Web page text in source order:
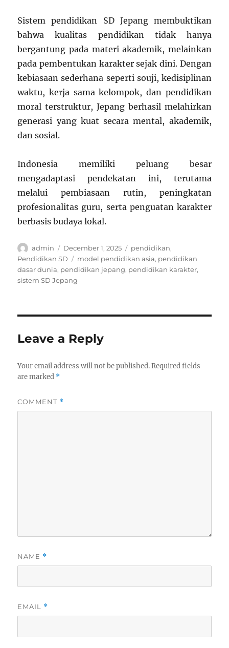
Sistem pendidikan SD Jepang membuktikan
bahwa kualitas pendidikan tidak hanya
bergantung pada materi akademik, melainkan
pada pembentukan karakter sejak dini. Dengan
kebiasaan sederhana seperti souji, kedisiplinan
waktu, kerja sama kelompok, dan pendidikan
moral terstruktur, Jepang berhasil melahirkan
generasi yang kuat secara mental, akademik,
dan sosial.
Indonesia memiliki peluang besar
mengadaptasi pendekatan ini, terutama
melalui pembiasaan rutin, peningkatan
profesionalitas guru, serta penguatan karakter
berbasis budaya lokal.
Author
admin
Posted
on
December 1, 2025 Categories
pendidikan,
Pendidikan SD
Tags
model pendidikan asia, pendidikan
dasar dunia, pendidikan jepang, pendidikan karakter,
sistem SD Jepang
Leave a Reply
Your email address will not be published. Required fields
are marked *
COMMENT *
NAME *
EMAIL *